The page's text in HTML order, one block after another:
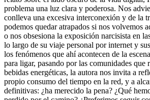
problema una luz clara y poderosa. Nos
conlleva una excesiva interconexión y de la
podemos quedar atrapados si nos volvemos
o nos obsesiona la exposición narcisista en
lo largo de su viaje personal por internet y
los fenómenos que ahí acontecen de la
para ligar, pasando por las comunidades que
bebidas energéticas, la autora nos invita a
propio consumo del tiempo en la red, y a
definitivas: ¿ha merecido la pena? ¿Qué